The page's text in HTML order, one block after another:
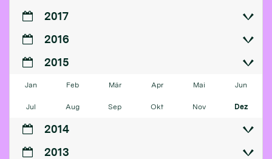
2017
2016
2015
Jan Feb Mär Apr Mai Jun
Jul Aug Sep Okt Nov Dez
2014
2013